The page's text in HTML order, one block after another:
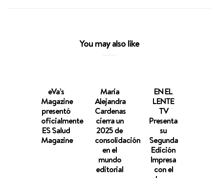
You may also like
eVa’s
Magazine
presentó
oficialmente
ES Salud
Magazine
Maria
Alejandra
Cardenas
cierra un
2025 de
consolidación
en el
mundo
editorial
EN EL
LENTE
TV
Presenta
su
Segunda
Edición
Impresa
con el